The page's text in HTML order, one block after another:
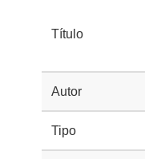
Título
Autor
Tipo